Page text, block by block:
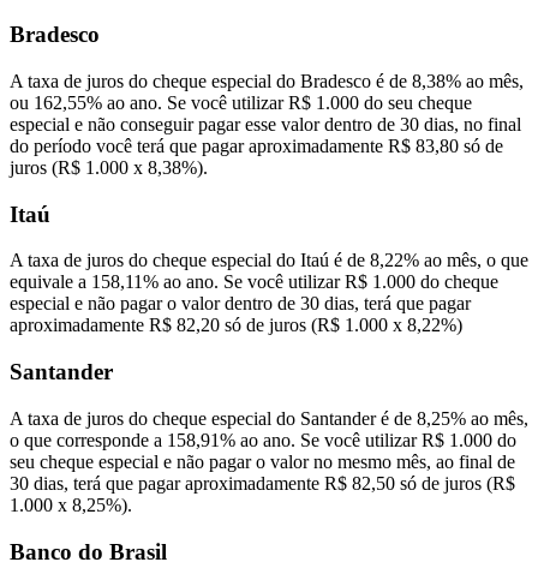
Bradesco
A taxa de juros do cheque especial do Bradesco é de 8,38% ao mês,
ou 162,55% ao ano. Se você utilizar R$ 1.000 do seu cheque
especial e não conseguir pagar esse valor dentro de 30 dias, no final
do período você terá que pagar aproximadamente R$ 83,80 só de
juros (R$ 1.000 x 8,38%).
Itaú
A taxa de juros do cheque especial do Itaú é de 8,22% ao mês, o que
equivale a 158,11% ao ano. Se você utilizar R$ 1.000 do cheque
especial e não pagar o valor dentro de 30 dias, terá que pagar
aproximadamente R$ 82,20 só de juros (R$ 1.000 x 8,22%)
Santander
A taxa de juros do cheque especial do Santander é de 8,25% ao mês,
o que corresponde a 158,91% ao ano. Se você utilizar R$ 1.000 do
seu cheque especial e não pagar o valor no mesmo mês, ao final de
30 dias, terá que pagar aproximadamente R$ 82,50 só de juros (R$
1.000 x 8,25%).
Banco do Brasil